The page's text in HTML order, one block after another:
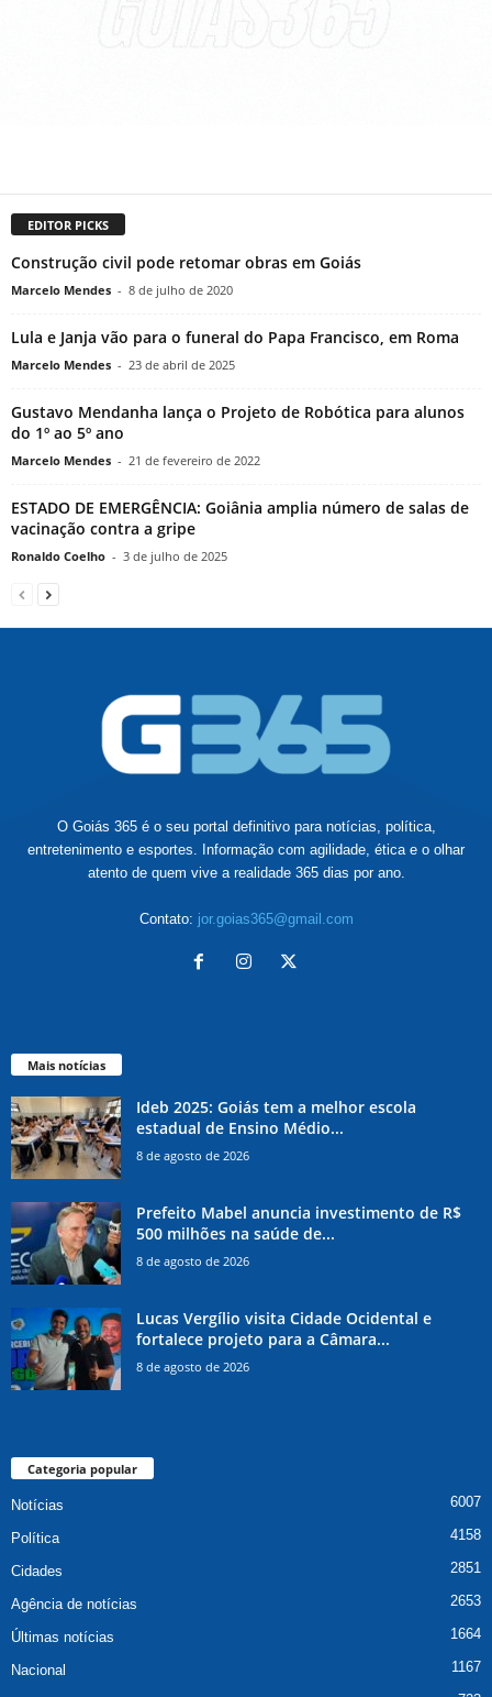
EDITOR PICKS
Construção civil pode retomar obras em Goiás
Marcelo Mendes - 8 de julho de 2020
Lula e Janja vão para o funeral do Papa Francisco, em Roma
Marcelo Mendes - 23 de abril de 2025
Gustavo Mendanha lança o Projeto de Robótica para alunos
do 1º ao 5º ano
Marcelo Mendes - 21 de fevereiro de 2022
ESTADO DE EMERGÊNCIA: Goiânia amplia número de salas de
vacinação contra a gripe
Ronaldo Coelho - 3 de julho de 2025
O Goiás 365 é o seu portal definitivo para notícias, política,
entretenimento e esportes. Informação com agilidade, ética e o olhar
atento de quem vive a realidade 365 dias por ano.
Contato: jor.goias365@gmail.com
Mais notícias
Ideb 2025: Goiás tem a melhor escola
estadual de Ensino Médio...
8 de agosto de 2026
Prefeito Mabel anuncia investimento de R$
500 milhões na saúde de...
8 de agosto de 2026
Lucas Vergílio visita Cidade Ocidental e
fortalece projeto para a Câmara...
8 de agosto de 2026
Categoria popular
Notícias 6007
Política 4158
Cidades 2851
Agência de notícias 2653
Últimas notícias 1664
Nacional 1167